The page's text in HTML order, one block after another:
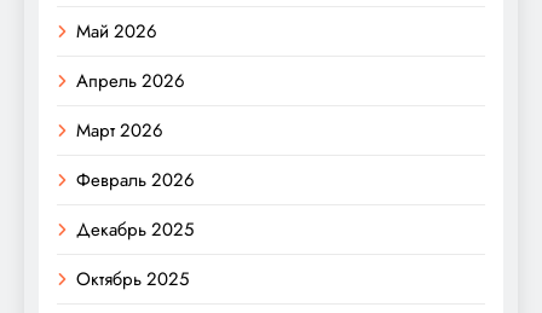
Май 2026
Апрель 2026
Март 2026
Февраль 2026
Декабрь 2025
Октябрь 2025